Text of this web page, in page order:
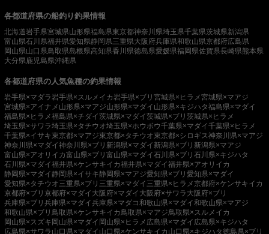
各都道府県の船釣り釣果情報
北海道岩手県宮城県山形県福島県東京都神奈川県埼玉県千葉県茨城県新潟県
富山県石川県福井県愛知県静岡県三重県大阪府兵庫県和歌山県京都府広島県
岡山県山口県鳥取県島根県高知県香川県徳島県愛媛県福岡県佐賀県長崎県熊本県
大分県 鹿児島県沖縄県
各都道府県の人気魚種の釣果情報
岩手県×マダラ 岩手県×スルメイカ 岩手県×ブリ 宮城県×ヒラメ宮城県×マアジ
宮城県×アイナメ 山形県×マアジ山形県×マダイ 山形県×キジハタ福島県×マダイ
福島県×ヒラメ福島県×チダイ茨城県×マダイ茨城県×ブリ 茨城県×ヒラメ
埼玉県×サワラ埼玉県×タチウオ埼玉県×ホウボウ千葉県×マダイ千葉県×ヒラメ
千葉県×イサキ東京都×マアジ東京都×タチウオ東京都×シロギス神奈川県×マアジ
神奈川県×マダイ神奈川県×ブリ 新潟県×マダイ 新潟県×ブリ 新潟県×マアジ
富山県×アオリイカ富山県×ブリ 富山県×マダイ石川県×ブリ 石川県×キジハタ
石川県×マダイ福井県×ケンサキイカ福井県×マダイ福井県×アオリイカ
静岡県×マダイ静岡県×イサキ静岡県×マアジ愛知県×ブリ 愛知県×マダイ
愛知県×タチウオ三重県×ブリ 三重県×マダイ 三重県×ヒラメ京都府×ケンサキイカ
京都府×ブリ 京都府×マダイ 大阪府×マダイ 大阪府×サワラ 大阪府×ブリ
兵庫県×ブリ 兵庫県×マダイ兵庫県×マダコ和歌山県×マダイ和歌山県×マアジ
和歌山県×ブリ 鳥取県×ケンサキイカ 鳥取県×マアジ鳥取県×スルメイカ
岡山県×スズキ岡山県×マダイ 岡山県×ヒラメ 広島県×マダイ 広島県×キジハタ
広島県×サワラ 山口県×マダイ 山口県×ケンサキイカ 山口県×キジハタ徳島県×ブリ